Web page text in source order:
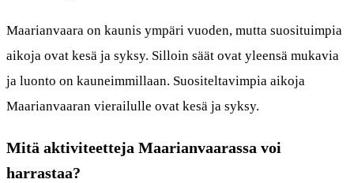
Maarianvaara on kaunis ympäri vuoden, mutta suosituimpia
aikoja ovat kesä ja syksy. Silloin säät ovat yleensä mukavia
ja luonto on kauneimmillaan. Suositeltavimpia aikoja
Maarianvaaran vierailulle ovat kesä ja syksy.
Mitä aktiviteetteja Maarianvaarassa voi
harrastaa?